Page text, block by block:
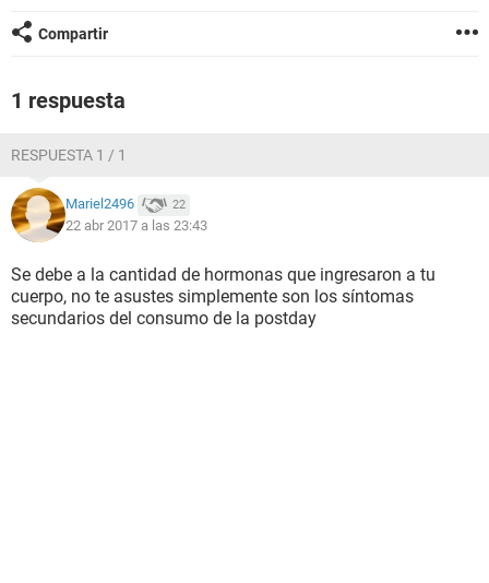
Compartir
1 respuesta
RESPUESTA 1 / 1
Mariel2496 22
22 abr 2017 a las 23:43
Se debe a la cantidad de hormonas que ingresaron a tu
cuerpo, no te asustes simplemente son los síntomas
secundarios del consumo de la postday